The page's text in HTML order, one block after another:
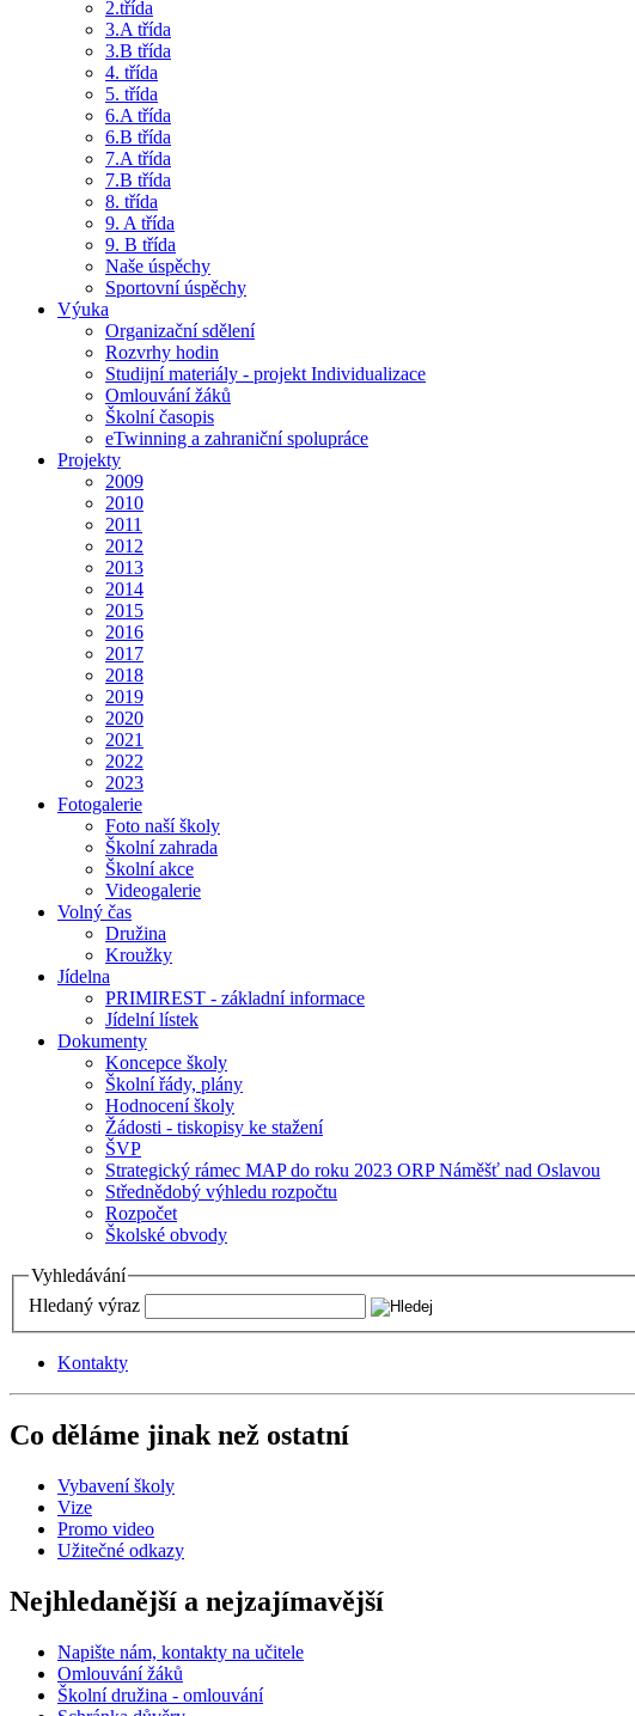
2.třída
3.A třída
3.B třída
4. třída
5. třída
6.A třída
6.B třída
7.A třída
7.B třída
8. třída
9. A třída
9. B třída
Naše úspěchy
Sportovní úspěchy
Výuka
Organizační sdělení
Rozvrhy hodin
Studijní materiály - projekt Individualizace
Omlouvání žáků
Školní časopis
eTwinning a zahraniční spolupráce
Projekty
2009
2010
2011
2012
2013
2014
2015
2016
2017
2018
2019
2020
2021
2022
2023
Fotogalerie
Foto naší školy
Školní zahrada
Školní akce
Videogalerie
Volný čas
Družina
Kroužky
Jídelna
PRIMIREST - základní informace
Jídelní lístek
Dokumenty
Koncepce školy
Školní řády, plány
Hodnocení školy
Žádosti - tiskopisy ke stažení
ŠVP
Strategický rámec MAP do roku 2023 ORP Náměšť nad Oslavou
Střednědobý výhledu rozpočtu
Rozpočet
Školské obvody
Vyhledávání
Hledaný výraz
Kontakty
Co děláme jinak než ostatní
Vybavení školy
Vize
Promo video
Užitečné odkazy
Nejhledanější a nejzajímavější
Napište nám, kontakty na učitele
Omlouvání žáků
Školní družina - omlouvání